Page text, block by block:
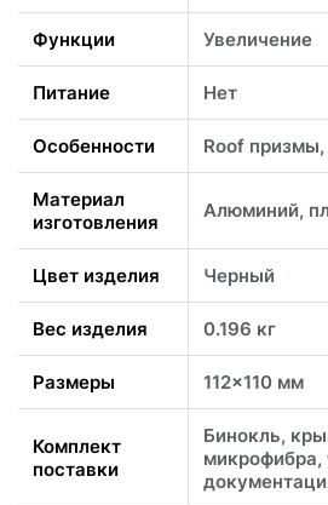
Функции Увеличение
Питание Нет
Особенности Roof
Материал
изготовления
Алюминий,
Цвет изделия Черный
Вес изделия 0.196 кг
Размеры 112x110 мм
Комплект
поставки
Бинокль,
микрофибра,